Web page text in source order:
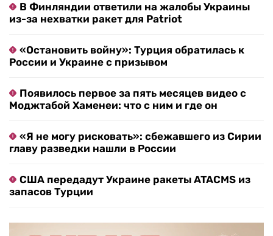
В Финляндии ответили на жалобы Украины
из-за нехватки ракет для Patriot
«Остановить войну»: Турция обратилась к
России и Украине с призывом
Появилось первое за пять месяцев видео с
Моджтабой Хаменеи: что с ним и где он
«Я не могу рисковать»: сбежавшего из Сирии
главу разведки нашли в России
США передадут Украине ракеты ATACMS из
запасов Турции